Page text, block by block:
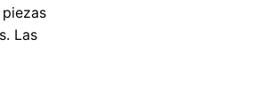
Las